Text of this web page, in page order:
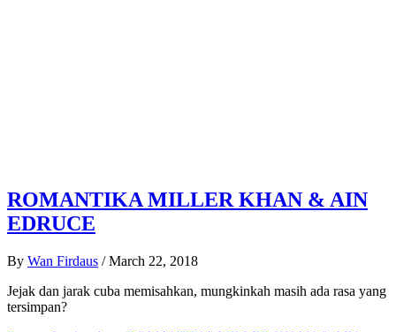
ROMANTIKA MILLER KHAN & AIN
EDRUCE
By Wan Firdaus / March 22, 2018
Jejak dan jarak cuba memisahkan, mungkinkah masih ada rasa yang
tersimpan?